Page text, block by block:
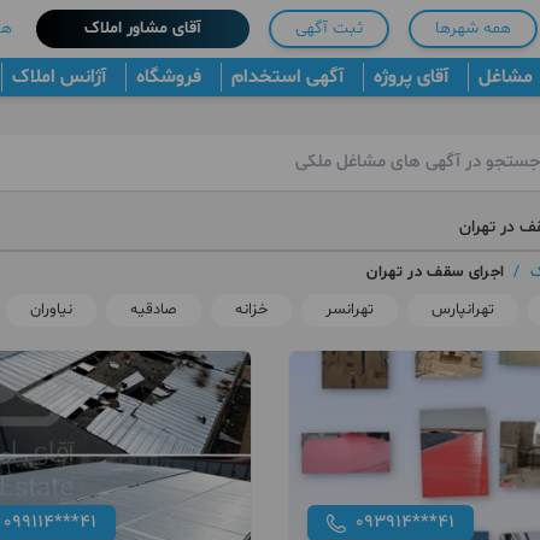
همه شهرها ثبت آگهی آقای مشاور املاک
مشاغل آقای پروژه آگهی استخدام فروشگاه آژانس املاک
در تهران
/ اجرای سقف در تهران
تهرانپارس تهرانسر خزانه صادقیه نیاوران
093914***41
099114***41